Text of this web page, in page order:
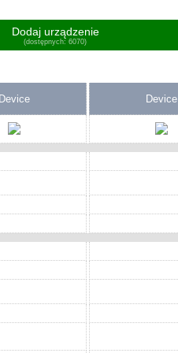
Dodaj urządzenie
(dostępnych: 6070)
Device Device